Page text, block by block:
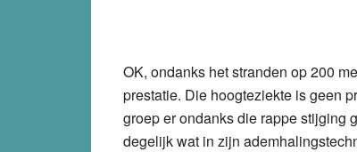
OK, ondanks het stranden op 200
prestatie. Die hoogteziekte is geen
groep er ondanks die rappe stijging
degelijk wat in zijn